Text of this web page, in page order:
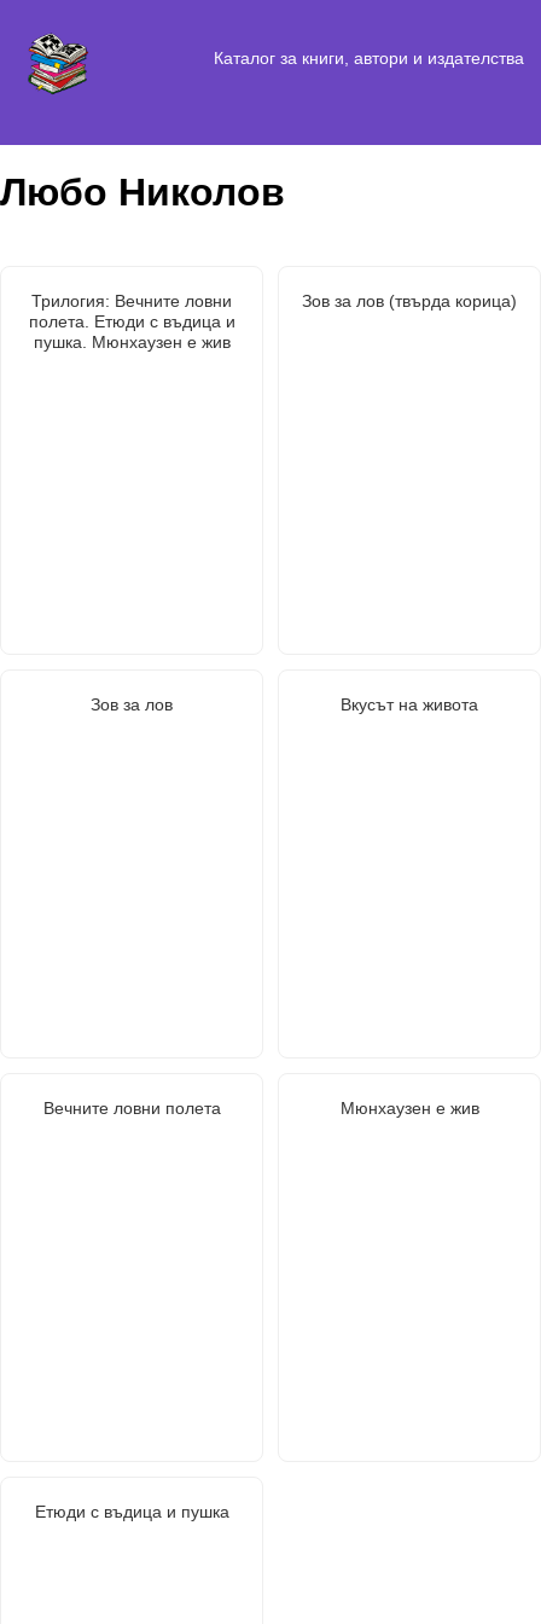
Каталог за книги, автори и издателства
Любо Николов
Трилогия: Вечните ловни
полета. Етюди с въдица и
пушка. Мюнхаузен е жив
Зов за лов (твърда корица)
Зов за лов Вкусът на живота
Вечните ловни полета Мюнхаузен е жив
Етюди с въдица и пушка